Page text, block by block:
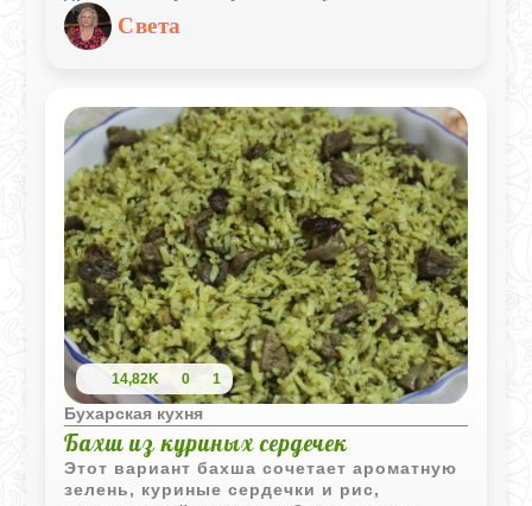
лёгкими внутри, а золотистая корочка
делает их особенно аппетитными сразу
после приготовления.
Света
14,82K 0 1
Бухарская кухня
Бахш из куриных сердечек
Этот вариант бахша сочетает ароматную
зелень, куриные сердечки и рис,